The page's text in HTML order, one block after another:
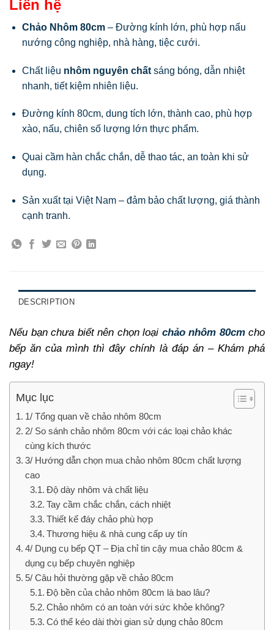
Liên hệ
Chảo Nhôm 80cm– Đường kính lớn, phù hợp nấu
nướng công nghiệp, nhà hàng, tiệc cưới.
Chất liệu nhôm nguyên chấtsáng bóng, dẫn nhiệt
nhanh, tiết kiệm nhiên liệu.
Đường kính 80cm, dung tích lớn, thành cao, phù hợp
xào, nấu, chiên số lượng lớn thực phẩm.
Quai cầm hàn chắc chắn, dễ thao tác, an toàn khi sử
dụng.
Sản xuất tại Việt Nam – đảm bảo chất lượng, giá thành
cạnh tranh.
DESCRIPTION
Nếu bạn chưa biết nên chọn loại chảo nhôm 80cmcho
bếp ăn của mình thì đây chính là đáp án – Khám phá
ngay!
Mục lục
1/ Tổng quan về chảo nhôm 80cm
2/ So sánh chảo nhôm 80cm với các loại chảo khác
cùng kích thước
3/ Hướng dẫn chọn mua chảo nhôm 80cm chất lượng
cao
Độ dày nhôm và chất liệu
Tay cầm chắc chắn, cách nhiệt
Thiết kế đáy chảo phù hợp
Thương hiệu & nhà cung cấp uy tín
4/ Dụng cụ bếp QT – Địa chỉ tin cậy mua chảo 80cm &
dụng cụ bếp chuyên nghiệp
5/ Câu hỏi thường gặp về chảo 80cm
Độ bền của chảo nhôm 80cm là bao lâu?
Chảo nhôm có an toàn với sức khỏe không?
Có thể kéo dài thời gian sử dụng chảo 80cm